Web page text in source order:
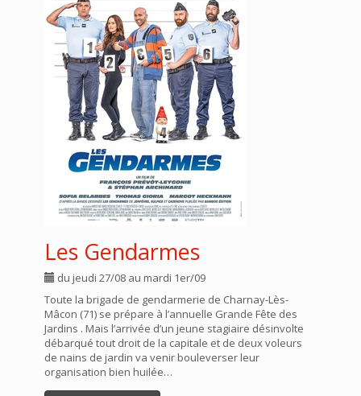
Les Gendarmes
du jeudi 27/08 au mardi 1er/09
Toute la brigade de gendarmerie de Charnay-Lès-
Mâcon (71) se prépare à l’annuelle Grande Fête des
Jardins . Mais l’arrivée d’un jeune stagiaire désinvolte
débarqué tout droit de la capitale et de deux voleurs
de nains de jardin va venir bouleverser leur
organisation bien huilée…